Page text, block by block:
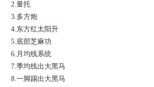
2.量托
3.多方炮
4.东方红太阳升
5.底部芝麻功
6.月均线系统
7.季均线出大黑马
8.一脚踢出大黑马